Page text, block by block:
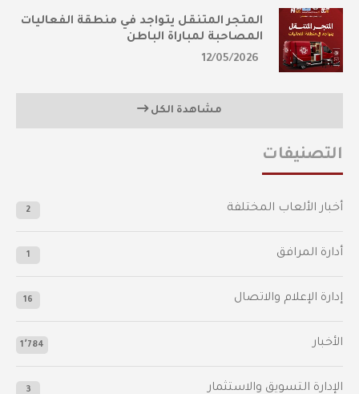
المتجر المتنقل يتواجد في منطقة الفعاليات
المصاحبة لمباراة الباطن
12/05/2026
مشاهدة الكل
التصنيفات
أخبار الألعاب المختلفة 2
أدارة المرافق 1
إدارة الإعلام والاتصال 16
الأخبار 1٬784
الإدارة التسويق والاستثمار 3